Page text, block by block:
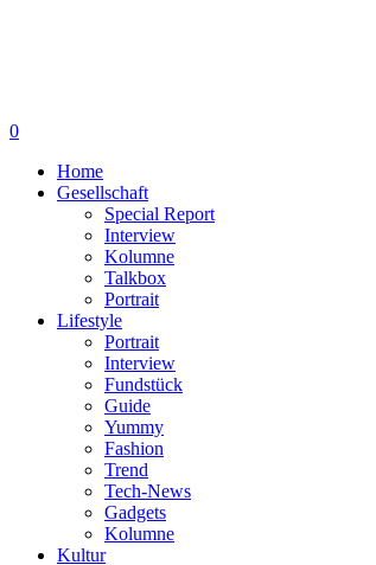
0
Home
Gesellschaft
Special Report
Interview
Kolumne
Talkbox
Portrait
Lifestyle
Portrait
Interview
Fundstück
Guide
Yummy
Fashion
Trend
Tech-News
Gadgets
Kolumne
Kultur